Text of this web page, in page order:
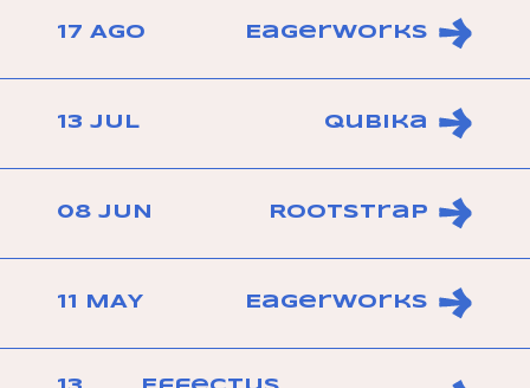
17 AGO Eagerworks
13 JUL Qubika
08 JUN Rootstrap
11 MAY Eagerworks